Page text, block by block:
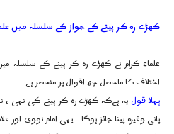
کھڑے رہ کر پینے کے جواز کے سلسلہ میں
علماءِ کرام نے کھڑے رہ کر پینے کے سلسلہ
اختلاف کا ماحصل چھ اقوال پر منحصر ہے۔
پہلا قولیہ ہےکہ کھڑے رہ کر پینے کی نہی ،
پانی وغیرہ پینا جائز ہوگا ۔ یہی امام نووی